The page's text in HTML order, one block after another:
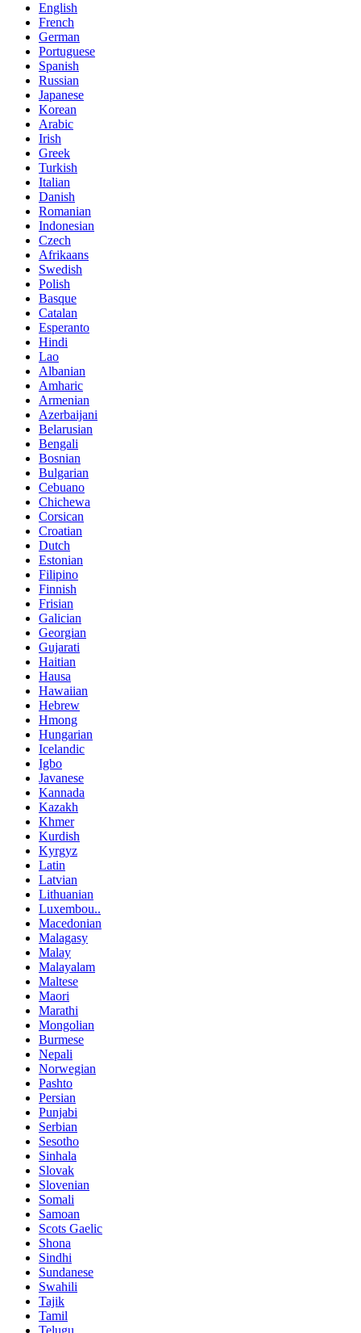
English
French
German
Portuguese
Spanish
Russian
Japanese
Korean
Arabic
Irish
Greek
Turkish
Italian
Danish
Romanian
Indonesian
Czech
Afrikaans
Swedish
Polish
Basque
Catalan
Esperanto
Hindi
Lao
Albanian
Amharic
Armenian
Azerbaijani
Belarusian
Bengali
Bosnian
Bulgarian
Cebuano
Chichewa
Corsican
Croatian
Dutch
Estonian
Filipino
Finnish
Frisian
Galician
Georgian
Gujarati
Haitian
Hausa
Hawaiian
Hebrew
Hmong
Hungarian
Icelandic
Igbo
Javanese
Kannada
Kazakh
Khmer
Kurdish
Kyrgyz
Latin
Latvian
Lithuanian
Luxembou..
Macedonian
Malagasy
Malay
Malayalam
Maltese
Maori
Marathi
Mongolian
Burmese
Nepali
Norwegian
Pashto
Persian
Punjabi
Serbian
Sesotho
Sinhala
Slovak
Slovenian
Somali
Samoan
Scots Gaelic
Shona
Sindhi
Sundanese
Swahili
Tajik
Tamil